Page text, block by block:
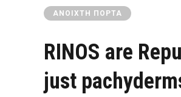
ΑΝΟΙΧΤΉ ΠΌΡΤΑ
RINOS are
just